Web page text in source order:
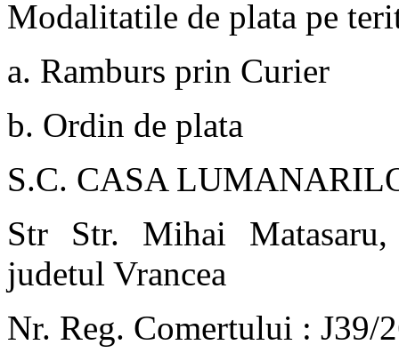
Modalitatile de plata pe
a. Ramburs prin Curier
b. Ordin de plata
S.C. CASA
Str Str. Mihai
judetul Vrancea
Nr. Reg. Comertului : J39/